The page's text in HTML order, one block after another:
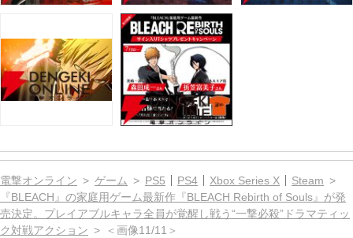
電撃オンライン ゲーム PS5 PS4 Xbox Series X
Steam
『BLEACH』の家庭用ゲーム最新作『BLEACH Rebirth of Souls』が発
売決定。プレイアブルキャラ全員が覚醒し戦う“一撃必殺”ドラマティッ
ク対戦アクション
＜画像11/11＞